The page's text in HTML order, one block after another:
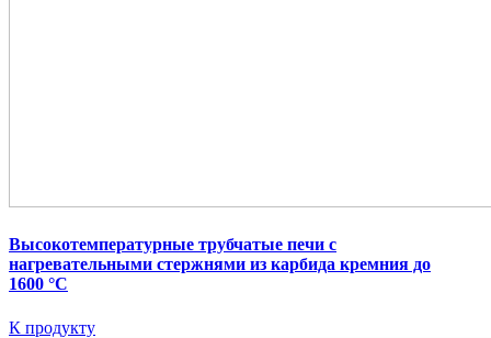
Высокотемпературные трубчатые печи с
нагревательными стержнями из карбида кремния до
1600 °C
К продукту